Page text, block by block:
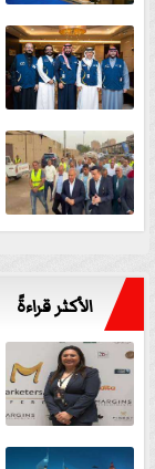
الأكثر قراءةً